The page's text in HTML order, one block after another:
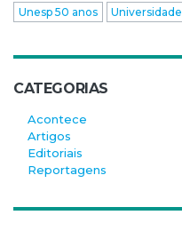
Unesp 50 anos
Universidade
CATEGORIAS
Acontece
Artigos
Editoriais
Reportagens